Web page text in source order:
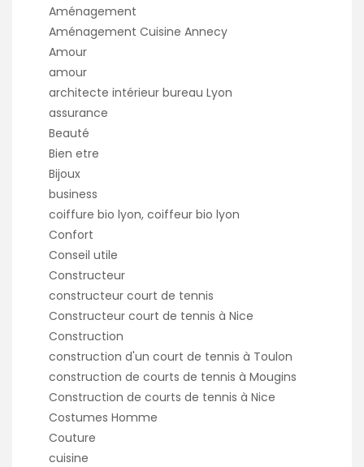
Aménagement
Aménagement Cuisine Annecy
Amour
amour
architecte intérieur bureau Lyon
assurance
Beauté
Bien etre
Bijoux
business
coiffure bio lyon, coiffeur bio lyon
Confort
Conseil utile
Constructeur
constructeur court de tennis
Constructeur court de tennis à Nice
Construction
construction d'un court de tennis à Toulon
construction de courts de tennis à Mougins
Construction de courts de tennis à Nice
Costumes Homme
Couture
cuisine